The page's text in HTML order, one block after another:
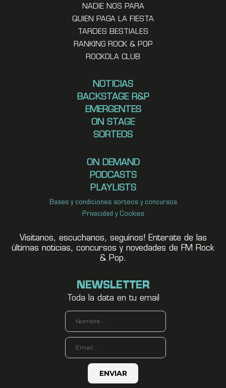
NADIE NOS PARA
QUIEN PAGA LA FIESTA
TARDES BESTIALES
RANKING ROCK & POP
ROCKOLA CLUB
NOTICIAS
BACKSTAGE R&P
EMERGENTES
ON STAGE
SORTEOS
ON DEMAND
PODCASTS
PLAYLISTS
Bases y condiciones sorteos y concursos
Privacidad y Cookies
Visitanos, escuchanos, seguínos! Enterate de las
últimas noticias, concursos y novedades de FM Rock
& Pop.
NEWSLETTER
Toda la data en tu email